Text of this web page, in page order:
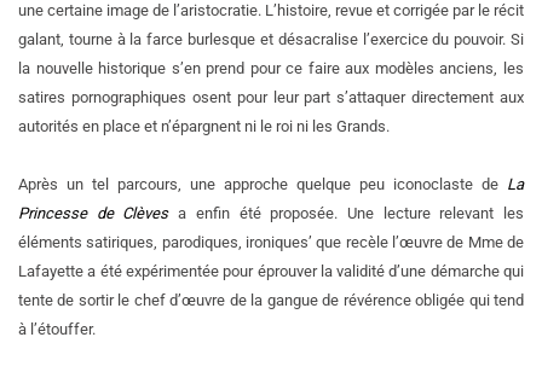
une certaine image de l’aristocratie. L’histoire, revue et corrigée par le récit
galant, tourne à la farce burlesque et désacralise l’exercice du pouvoir. Si
la nouvelle historique s’en prend pour ce faire aux modèles anciens, les
satires pornographiques osent pour leur part s’attaquer directement aux
autorités en place et n’épargnent ni le roi ni les Grands.
Après un tel parcours, une approche quelque peu iconoclaste de La
Princesse de Clèvesa enfin été proposée. Une lecture relevant les
éléments satiriques, parodiques, ironiques’ que recèle l’œuvre de Mme de
Lafayette a été expérimentée pour éprouver la validité d’une démarche qui
tente de sortir le chef d’œuvre de la gangue de révérence obligée qui tend
à l’étouffer.